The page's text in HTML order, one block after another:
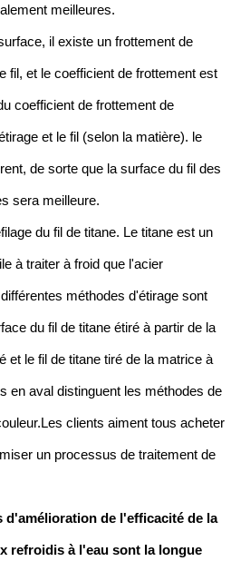
meilleures.
il existe un frottement de
fil, et le coefficient de frottement est
coefficient de frottement de
et le fil (selon la matière). le
de sorte que la surface du fil des
sera meilleure.
du fil de titane. Le titane est un
à traiter à froid que l'acier
méthodes d'étirage sont
du fil de titane étiré à partir de la
et le fil de titane tiré de la matrice à
en aval distinguent les méthodes de
clients aiment tous acheter
un processus de traitement de
d'amélioration de l'efficacité de la
refroidis à l'eau sont la longue